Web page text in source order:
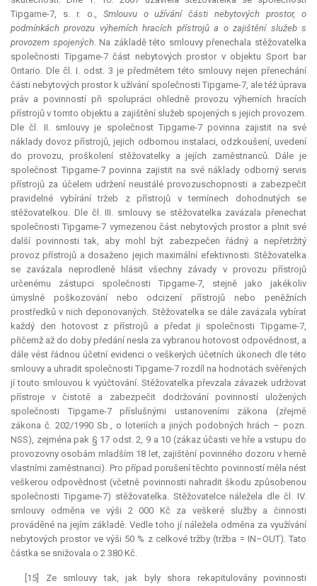
Tipgame-7, s. r. o., Smlouvu o užívání části nebytových prostor, o
podmínkách provozu výherních hracích přístrojů a o zajištění služeb s
provozem spojených. Na základě této smlouvy přenechala stěžovatelka
společnosti Tipgame-7 část nebytových prostor v objektu Sport bar
Ontario. Dle čl. I. odst. 3 je předmětem této smlouvy nejen přenechání
části nebytových prostor k užívání společnosti Tipgame-7, ale též úprava
práv a povinností při spolupráci ohledně provozu výherních hracích
přístrojů v tomto objektu a zajištění služeb spojených s jejich provozem.
Dle čl. II. smlouvy je společnost Tipgame-7 povinna zajistit na své
náklady dovoz přístrojů, jejich odbornou instalaci, odzkoušení, uvedení
do provozu, proškolení stěžovatelky a jejích zaměstnanců. Dále je
společnost Tipgame-7 povinna zajistit na své náklady odborný servis
přístrojů za účelem udržení neustálé provozuschopnosti a zabezpečit
pravidelné vybírání tržeb z přístrojů v termínech dohodnutých se
stěžovatelkou. Dle čl. III. smlouvy se stěžovatelka zavázala přenechat
společnosti Tipgame-7 vymezenou část nebytových prostor a plnit své
další povinnosti tak, aby mohl být zabezpečen řádný a nepřetržitý
provoz přístrojů a dosaženo jejich maximální efektivnosti. Stěžovatelka
se zavázala neprodleně hlásit všechny závady v provozu přístrojů
určenému zástupci společnosti Tipgame-7, stejně jako jakékoliv
úmyslné poškozování nebo odcizení přístrojů nebo peněžních
prostředků v nich deponovaných. Stěžovatelka se dále zavázala vybírat
každý den hotovost z přístrojů a předat ji společnosti Tipgame-7,
přičemž až do doby předání nesla za vybranou hotovost odpovědnost, a
dále vést řádnou účetní evidenci o veškerých účetních úkonech dle této
smlouvy a uhradit společnosti Tipgame-7 rozdíl na hodnotách svěřených
jí touto smlouvou k vyúčtování. Stěžovatelka převzala závazek udržovat
přístroje v čistotě a zabezpečit dodržování povinností uložených
společnosti Tipgame-7 příslušnými ustanoveními zákona (zřejmě
zákona č. 202/1990 Sb., o loteriích a jiných podobných hrách – pozn.
NSS), zejména pak § 17 odst. 2, 9 a 10 (zákaz účasti ve hře a vstupu do
provozovny osobám mladším 18 let, zajištění povinného dozoru v herně
vlastními zaměstnanci). Pro případ porušení těchto povinností měla nést
veškerou odpovědnost (včetně povinnosti nahradit škodu způsobenou
společnosti Tipgame-7) stěžovatelka. Stěžovatelce náležela dle čl. IV.
smlouvy odměna ve výši 2 000 Kč za veškeré služby a činnosti
prováděné na jejím základě. Vedle toho jí náležela odměna za využívání
nebytových prostor ve výši 50 % z celkové tržby (tržba = IN–OUT). Tato
částka se snižovala o 2 380 Kč.
[15] Ze smlouvy tak, jak byly shora rekapitulovány povinnosti